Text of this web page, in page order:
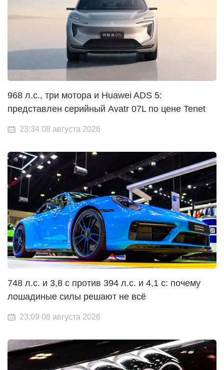
968 л.с., три мотора и Huawei ADS 5:
представлен серийный Avatr 07L по цене Tenet
23:34 08 августа 2026
748 л.с. и 3,8 с против 394 л.с. и 4,1 с: почему
лошадиные силы решают не всё
23:09 08 августа 2026